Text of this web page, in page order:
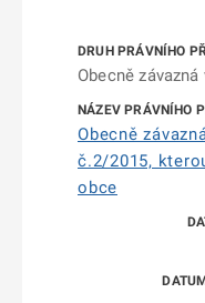
Obecně
Obecně
č.2/2015,
obce